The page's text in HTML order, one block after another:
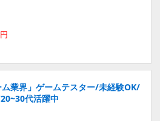
ム業界」ゲームテスター/未経験OK/
代活躍中